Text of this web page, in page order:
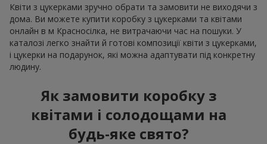
Квіти з цукерками зручно обрати та замовити не виходячи з
дома. Ви можете купити коробку з цукерками та квітами
онлайн в м Красносілка, не витрачаючи час на пошуки. У
каталозі легко знайти й готові композиції квіти з цукерками,
і цукерки на подарунок, які можна адаптувати під конкретну
людину.
Як замовити коробку з
квітами і солодощами на
будь-яке свято?